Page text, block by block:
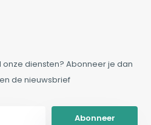
diensten? Abonneer je dan
en de nieuwsbrief
Abonneer